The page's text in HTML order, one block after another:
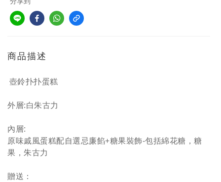
商品描述
壺鈴扑扑蛋糕
外層:白朱古力
內層:
原味戚風蛋糕配自選忌廉餡+糖果裝飾-包括綿花糖，糖
果，朱古力
贈送：